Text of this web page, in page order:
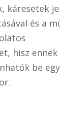
káresetek
és a
hisz ennek
be